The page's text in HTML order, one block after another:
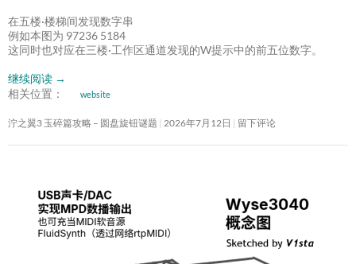
在五楼·楼梯间发现数字串
例如本图为 97236 5184
这同时也对应在三楼·工作区通道发现的W提示中的前五位数字。
继续阅读 →
相关位置：
website
泞之翼3 玉碎篇攻略 – 圆盘旋钮谜题 2026年7月12日 留下评论